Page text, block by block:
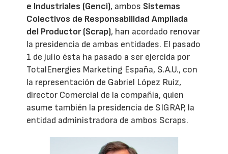
e Industriales (Genci), ambos Sistemas
Colectivos de Responsabilidad Ampliada
del Productor (Scrap), han acordado renovar
la presidencia de ambas entidades. El pasado
1 de julio ésta ha pasado a ser ejercida por
TotalEnergies Marketing España, S.A.U., con
la representación de Gabriel López Ruiz,
director Comercial de la compañía, quien
asume también la presidencia de SIGRAP, la
entidad administradora de ambos Scraps.